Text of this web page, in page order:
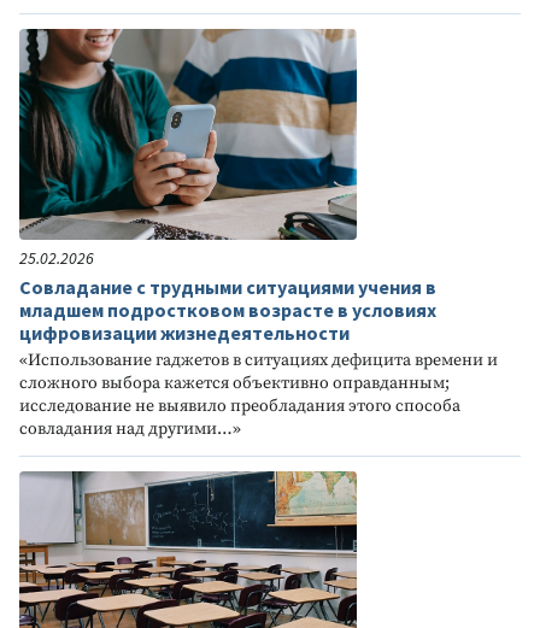
25.02.2026
Совладание с трудными ситуациями учения в
младшем подростковом возрасте в условиях
цифровизации жизнедеятельности
«Использование гаджетов в ситуациях дефицита времени и
сложного выбора кажется объективно оправданным;
исследование не выявило преобладания этого способа
совладания над другими…»